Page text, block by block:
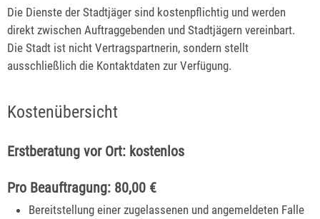
Die Dienste der Stadtjäger sind kostenpflichtig und werden
direkt zwischen Auftraggebenden und Stadtjägern vereinbart.
Die Stadt ist nicht Vertragspartnerin, sondern stellt
ausschließlich die Kontaktdaten zur Verfügung.
Kostenübersicht
Erstberatung vor Ort: kostenlos
Pro Beauftragung: 80,00 €
Bereitstellung einer zugelassenen und angemeldeten Falle